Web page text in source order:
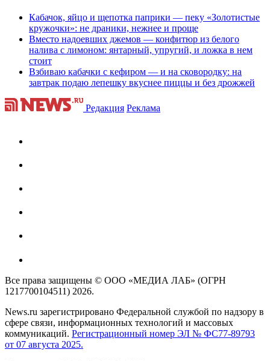
Кабачок, яйцо и щепотка паприки — пеку «Золотистые
кружочки»: не драники, нежнее и проще
Вместо надоевших джемов — конфитюр из белого
налива с лимоном: янтарный, упругий, и ложка в нем
стоит
Взбиваю кабачки с кефиром — и на сковородку: на
завтрак подаю лепешку вкуснее пиццы и без дрожжей
Редакция Реклама
Все права защищены © ООО «МЕДИА ЛАБ» (ОГРН
1217700104511) 2026.
News.ru зарегистрировано Федеральной службой по надзору в
сфере связи, информационных технологий и массовых
коммуникаций. Регистрационный номер ЭЛ № ФС77-89793
от 07 августа 2025.